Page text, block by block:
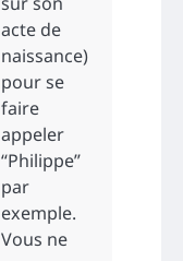
acte de
naissance)
pour se
faire
appeler
“Philippe”
par
exemple.
Vous ne